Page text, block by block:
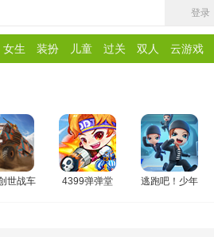
登录
女生 装扮 儿童 过关 双人 云游戏
世战车 4399弹弹堂 逃跑吧！少年